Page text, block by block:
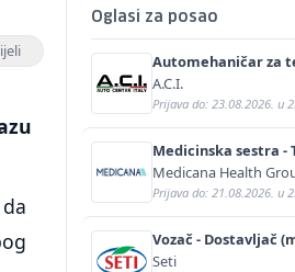
Oglasi za posao
Automehaničar za
vozila (m/ž)
A.C.I.
Prijava do: 23.08.2026. u
Medicinska sestra -
Anestetičar (m/ž)
Medicana Health
Prijava do: 21.08.2026. u
Vozač - Dostavljač
Seti